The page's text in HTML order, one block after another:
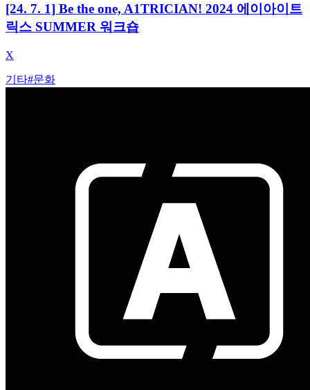
[24. 7. 1] Be the one, A1TRICIAN! 2024 에이아이트
릭스 SUMMER 워크숍
X
기타#문화